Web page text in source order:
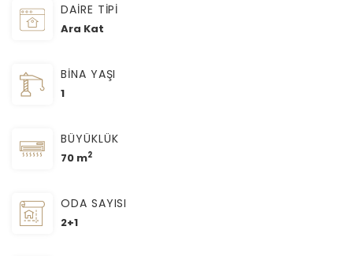
DAİRE TİPİ
Ara Kat
BİNA YAŞI
1
BÜYÜKLÜK
70 m2
ODA SAYISI
2+1